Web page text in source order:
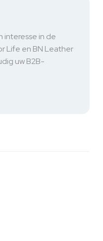
interesse in de
Life en BN Leather
uw B2B-